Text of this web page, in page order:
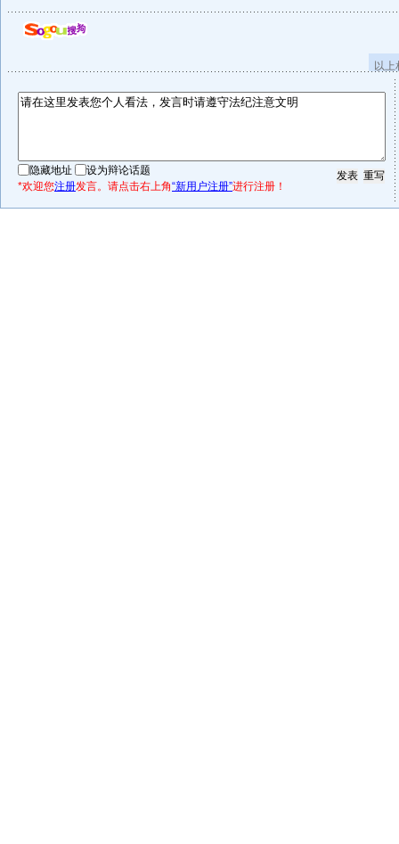
以
隐藏地址
设为辩论话题
*欢迎您注册发言。请点击右上角“新用户注册”进行注册！